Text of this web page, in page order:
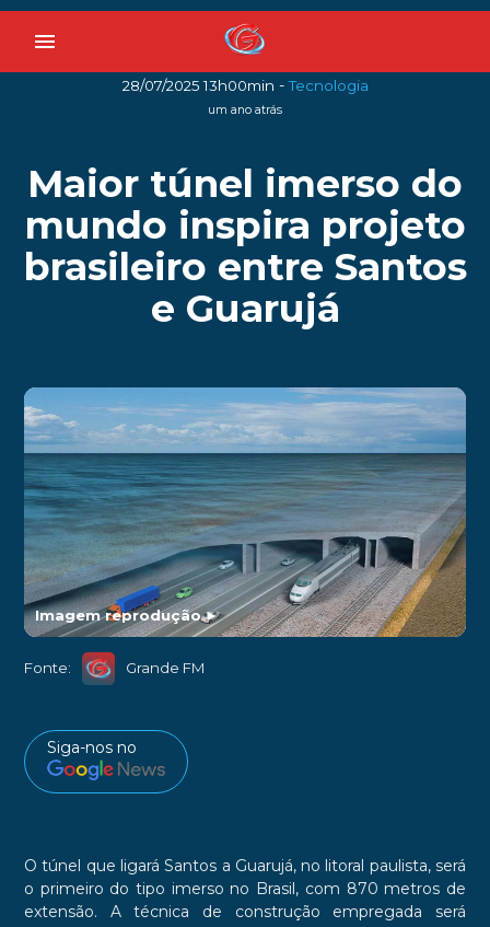
menu
28/07/2025 13h00min -Tecnologia
um ano atrás
Maior túnel imerso do
mundo inspira projeto
brasileiro entre Santos
e Guarujá
Imagem reprodução►
Fonte: Grande FM
Siga-nos no
O túnel que ligará Santos a Guarujá, no litoral paulista, será
o primeiro do tipo imerso no Brasil, com 870 metros de
extensão. A técnica de construção empregada será